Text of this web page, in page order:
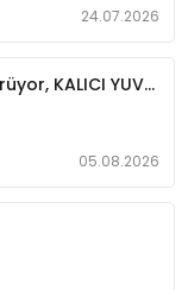
24.07.2026
Bu sarı olan çok az görüyor, KALICI YUVA ARIYORUM
05.08.2026